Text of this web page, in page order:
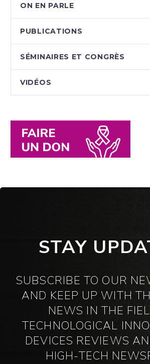
ON EN PARLE
PUBLICATIONS
SÉMINAIRES ET CONGRÈS
VIDÉOS
STAY
SUBSCRIBE TO OUR
AND KEEP UP WITH
NEWS IN THE
TECHNOLOGICAL
DEVICES REVIEWS
HIGH-TECH